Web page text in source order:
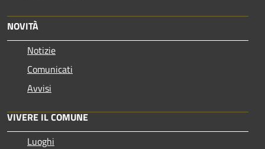
NOVITÀ
Notizie
Comunicati
Avvisi
VIVERE IL COMUNE
Luoghi